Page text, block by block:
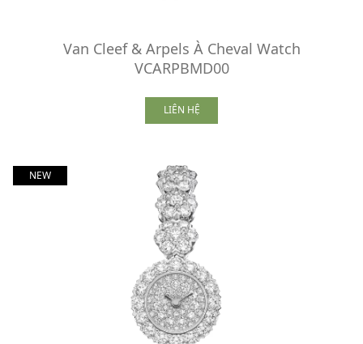
Van Cleef & Arpels À Cheval Watch
VCARPBMD00
LIÊN HỆ
NEW